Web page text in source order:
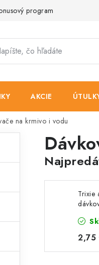
program
AKCIE
na krmivo i vodu
Trixie
2,75